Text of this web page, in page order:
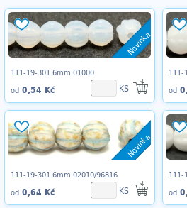
Novinka
111-19-301 6mm 01000
od 0,54 Kč KS
111-
od
Novinka
111-19-301 6mm 02010/96816
od 0,64 Kč KS
111-
od